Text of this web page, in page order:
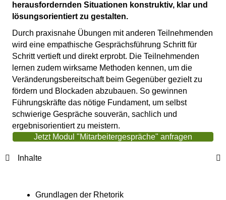
herausfordernden Situationen konstruktiv, klar und
lösungsorientiert zu gestalten.
Durch praxisnahe Übungen mit anderen Teilnehmenden
wird eine empathische Gesprächsführung Schritt für
Schritt vertieft und direkt erprobt. Die Teilnehmenden
lernen zudem wirksame Methoden kennen, um die
Veränderungsbereitschaft beim Gegenüber gezielt zu
fördern und Blockaden abzubauen. So gewinnen
Führungskräfte das nötige Fundament, um selbst
schwierige Gespräche souverän, sachlich und
ergebnisorientiert zu meistern.
Jetzt Modul "Mitarbeitergespräche" anfragen
Inhalte
Grundlagen der Rhetorik